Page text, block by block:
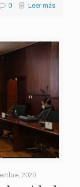
0 Leer más
2020